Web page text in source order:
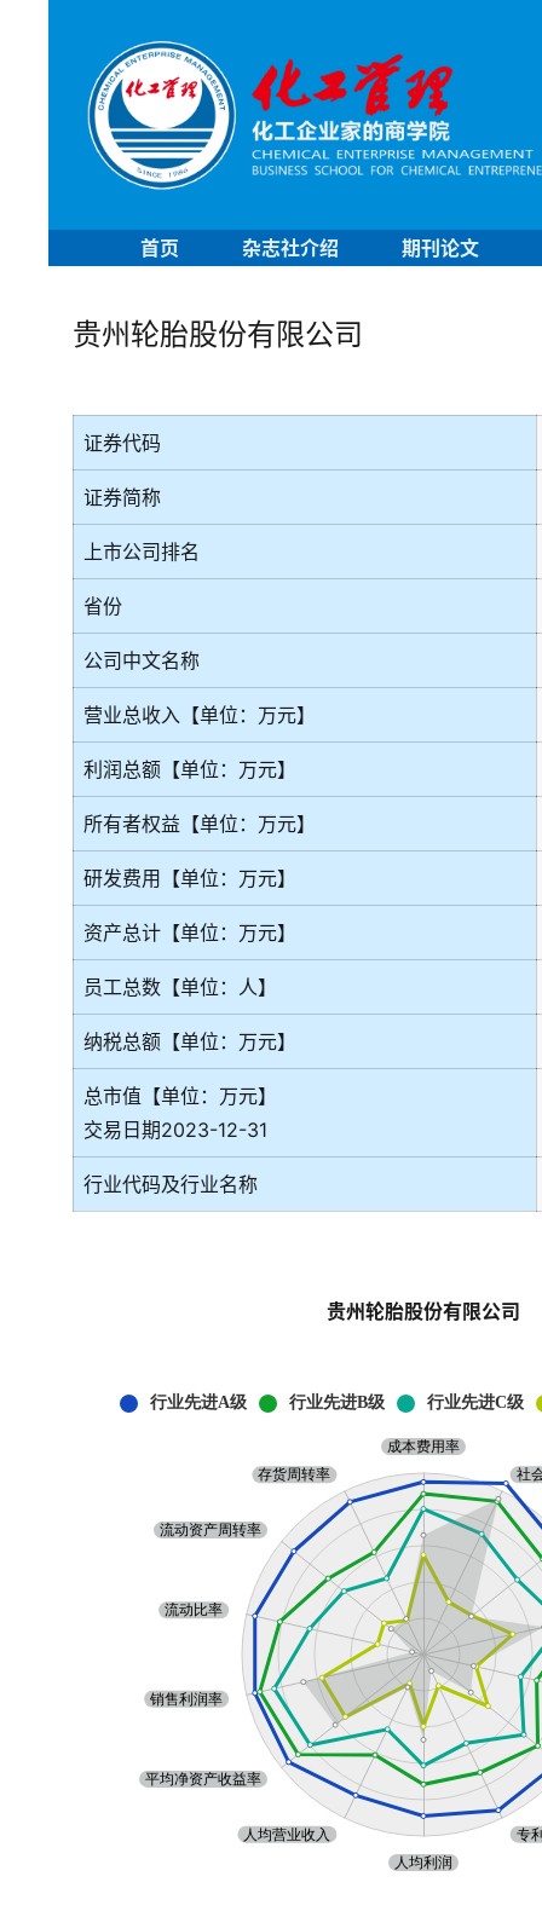
首页 杂志社介绍 期刊论文
贵州轮胎股份有限公司
证券代码
证券简称
上市公司排名
省份
公司中文名称
营业总收入【单位：万元】
利润总额【单位：万元】
所有者权益【单位：万元】
研发费用【单位：万元】
资产总计【单位：万元】
员工总数【单位：人】
纳税总额【单位：万元】
总市值【单位：万元】
交易日期2023-12-31
行业代码及行业名称
贵州轮胎股份有限公司